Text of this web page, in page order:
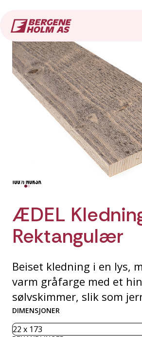
ÆDEL
Rektangulær
Beiset kledning i en lys,
varm gråfarge med et
sølvskimmer, slik som
DIMENSJONER